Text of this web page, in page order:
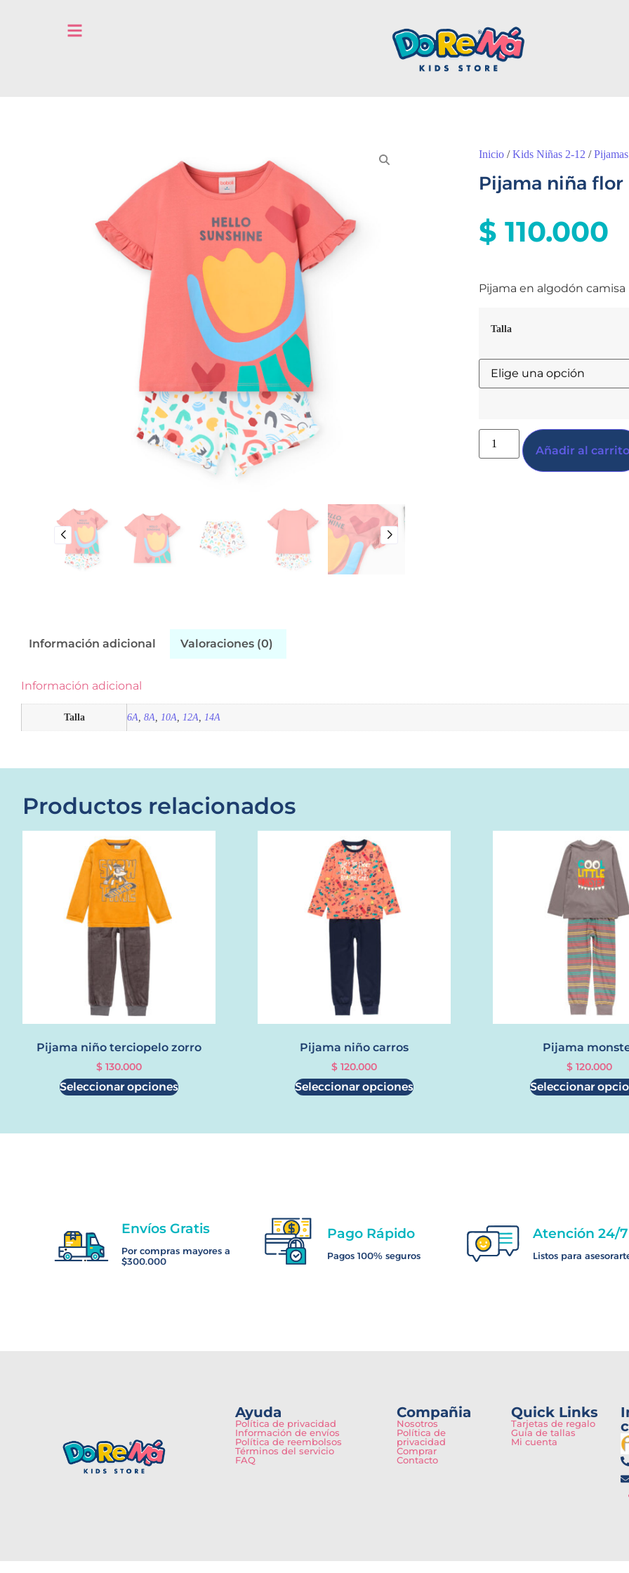
Inicio /Kids Niñas 2-12 /Pijamas
Pijama niña flor
$ 110.000
Pijama en algodón
Talla
Añadir al carrito
Información adicional Valoraciones (0)
Información adicional
Talla 6A 8A 10A 12A 14A
Productos relacionados
Pijama niño terciopelo zorro
$ 130.000
Seleccionar opciones
Pijama niño carros
$ 120.000
Seleccionar opciones
Pijama
$ 120.000
Seleccionar
Envíos Gratis
Por compras mayores a
$300.000
Pago Rápido
Pagos 100% seguros
Atención 24/7
Listos para
Ayuda
Política de privacidad
Información de envíos
Política de reembolsos
Términos del servicio
FAQ
Compañia
Nosotros
Política de
privacidad
Comprar
Contacto
Quick Links
Tarjetas de regalo
Guía de tallas
Mi cuenta